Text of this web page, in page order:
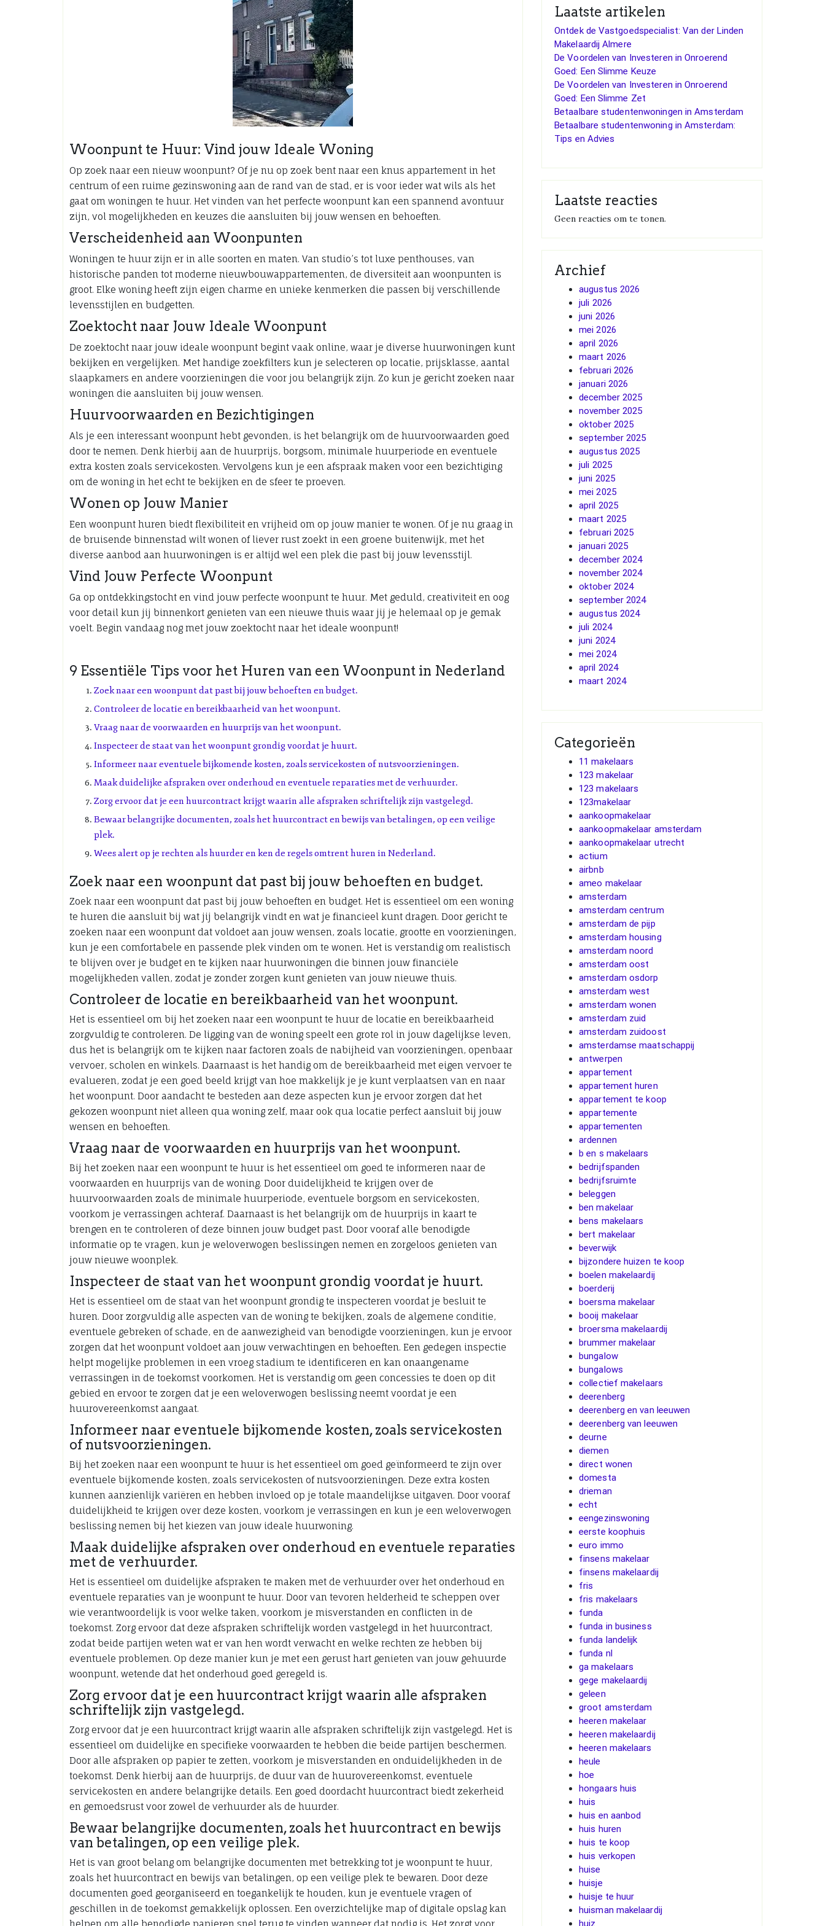
Woonpunt te Huur: Vind jouw Ideale Woning
Op zoek naar een nieuw woonpunt? Of je nu op zoek bent naar een knus appartement in het
centrum of een ruime gezinswoning aan de rand van de stad, er is voor ieder wat wils als het
gaat om woningen te huur. Het vinden van het perfecte woonpunt kan een spannend avontuur
zijn, vol mogelijkheden en keuzes die aansluiten bij jouw wensen en behoeften.
Verscheidenheid aan Woonpunten
Woningen te huur zijn er in alle soorten en maten. Van studio’s tot luxe penthouses, van
historische panden tot moderne nieuwbouwappartementen, de diversiteit aan woonpunten is
groot. Elke woning heeft zijn eigen charme en unieke kenmerken die passen bij verschillende
levensstijlen en budgetten.
Zoektocht naar Jouw Ideale Woonpunt
De zoektocht naar jouw ideale woonpunt begint vaak online, waar je diverse huurwoningen kunt
bekijken en vergelijken. Met handige zoekfilters kun je selecteren op locatie, prijsklasse, aantal
slaapkamers en andere voorzieningen die voor jou belangrijk zijn. Zo kun je gericht zoeken naar
woningen die aansluiten bij jouw wensen.
Huurvoorwaarden en Bezichtigingen
Als je een interessant woonpunt hebt gevonden, is het belangrijk om de huurvoorwaarden goed
door te nemen. Denk hierbij aan de huurprijs, borgsom, minimale huurperiode en eventuele
extra kosten zoals servicekosten. Vervolgens kun je een afspraak maken voor een bezichtiging
om de woning in het echt te bekijken en de sfeer te proeven.
Wonen op Jouw Manier
Een woonpunt huren biedt flexibiliteit en vrijheid om op jouw manier te wonen. Of je nu graag in
de bruisende binnenstad wilt wonen of liever rust zoekt in een groene buitenwijk, met het
diverse aanbod aan huurwoningen is er altijd wel een plek die past bij jouw levensstijl.
Vind Jouw Perfecte Woonpunt
Ga op ontdekkingstocht en vind jouw perfecte woonpunt te huur. Met geduld, creativiteit en oog
voor detail kun jij binnenkort genieten van een nieuwe thuis waar jij je helemaal op je gemak
voelt. Begin vandaag nog met jouw zoektocht naar het ideale woonpunt!
9 Essentiële Tips voor het Huren van een Woonpunt in Nederland
Zoek naar een woonpunt dat past bij jouw behoeften en budget.
Controleer de locatie en bereikbaarheid van het woonpunt.
Vraag naar de voorwaarden en huurprijs van het woonpunt.
Inspecteer de staat van het woonpunt grondig voordat je huurt.
Informeer naar eventuele bijkomende kosten, zoals servicekosten of nutsvoorzieningen.
Maak duidelijke afspraken over onderhoud en eventuele reparaties met de verhuurder.
Zorg ervoor dat je een huurcontract krijgt waarin alle afspraken schriftelijk zijn vastgelegd.
Bewaar belangrijke documenten, zoals het huurcontract en bewijs van betalingen, op een veilige
plek.
Wees alert op je rechten als huurder en ken de regels omtrent huren in Nederland.
Zoek naar een woonpunt dat past bij jouw behoeften en budget.
Zoek naar een woonpunt dat past bij jouw behoeften en budget. Het is essentieel om een woning
te huren die aansluit bij wat jij belangrijk vindt en wat je financieel kunt dragen. Door gericht te
zoeken naar een woonpunt dat voldoet aan jouw wensen, zoals locatie, grootte en voorzieningen,
kun je een comfortabele en passende plek vinden om te wonen. Het is verstandig om realistisch
te blijven over je budget en te kijken naar huurwoningen die binnen jouw financiële
mogelijkheden vallen, zodat je zonder zorgen kunt genieten van jouw nieuwe thuis.
Controleer de locatie en bereikbaarheid van het woonpunt.
Het is essentieel om bij het zoeken naar een woonpunt te huur de locatie en bereikbaarheid
zorgvuldig te controleren. De ligging van de woning speelt een grote rol in jouw dagelijkse leven,
dus het is belangrijk om te kijken naar factoren zoals de nabijheid van voorzieningen, openbaar
vervoer, scholen en winkels. Daarnaast is het handig om de bereikbaarheid met eigen vervoer te
evalueren, zodat je een goed beeld krijgt van hoe makkelijk je je kunt verplaatsen van en naar
het woonpunt. Door aandacht te besteden aan deze aspecten kun je ervoor zorgen dat het
gekozen woonpunt niet alleen qua woning zelf, maar ook qua locatie perfect aansluit bij jouw
wensen en behoeften.
Vraag naar de voorwaarden en huurprijs van het woonpunt.
Bij het zoeken naar een woonpunt te huur is het essentieel om goed te informeren naar de
voorwaarden en huurprijs van de woning. Door duidelijkheid te krijgen over de
huurvoorwaarden zoals de minimale huurperiode, eventuele borgsom en servicekosten,
voorkom je verrassingen achteraf. Daarnaast is het belangrijk om de huurprijs in kaart te
brengen en te controleren of deze binnen jouw budget past. Door vooraf alle benodigde
informatie op te vragen, kun je weloverwogen beslissingen nemen en zorgeloos genieten van
jouw nieuwe woonplek.
Inspecteer de staat van het woonpunt grondig voordat je huurt.
Het is essentieel om de staat van het woonpunt grondig te inspecteren voordat je besluit te
huren. Door zorgvuldig alle aspecten van de woning te bekijken, zoals de algemene conditie,
eventuele gebreken of schade, en de aanwezigheid van benodigde voorzieningen, kun je ervoor
zorgen dat het woonpunt voldoet aan jouw verwachtingen en behoeften. Een gedegen inspectie
helpt mogelijke problemen in een vroeg stadium te identificeren en kan onaangename
verrassingen in de toekomst voorkomen. Het is verstandig om geen concessies te doen op dit
gebied en ervoor te zorgen dat je een weloverwogen beslissing neemt voordat je een
huurovereenkomst aangaat.
Informeer naar eventuele bijkomende kosten, zoals servicekosten
of nutsvoorzieningen.
Bij het zoeken naar een woonpunt te huur is het essentieel om goed geïnformeerd te zijn over
eventuele bijkomende kosten, zoals servicekosten of nutsvoorzieningen. Deze extra kosten
kunnen aanzienlijk variëren en hebben invloed op je totale maandelijkse uitgaven. Door vooraf
duidelijkheid te krijgen over deze kosten, voorkom je verrassingen en kun je een weloverwogen
beslissing nemen bij het kiezen van jouw ideale huurwoning.
Maak duidelijke afspraken over onderhoud en eventuele reparaties
met de verhuurder.
Het is essentieel om duidelijke afspraken te maken met de verhuurder over het onderhoud en
eventuele reparaties van je woonpunt te huur. Door van tevoren helderheid te scheppen over
wie verantwoordelijk is voor welke taken, voorkom je misverstanden en conflicten in de
toekomst. Zorg ervoor dat deze afspraken schriftelijk worden vastgelegd in het huurcontract,
zodat beide partijen weten wat er van hen wordt verwacht en welke rechten ze hebben bij
eventuele problemen. Op deze manier kun je met een gerust hart genieten van jouw gehuurde
woonpunt, wetende dat het onderhoud goed geregeld is.
Zorg ervoor dat je een huurcontract krijgt waarin alle afspraken
schriftelijk zijn vastgelegd.
Zorg ervoor dat je een huurcontract krijgt waarin alle afspraken schriftelijk zijn vastgelegd. Het is
essentieel om duidelijke en specifieke voorwaarden te hebben die beide partijen beschermen.
Door alle afspraken op papier te zetten, voorkom je misverstanden en onduidelijkheden in de
toekomst. Denk hierbij aan de huurprijs, de duur van de huurovereenkomst, eventuele
servicekosten en andere belangrijke details. Een goed doordacht huurcontract biedt zekerheid
en gemoedsrust voor zowel de verhuurder als de huurder.
Bewaar belangrijke documenten, zoals het huurcontract en bewijs
van betalingen, op een veilige plek.
Het is van groot belang om belangrijke documenten met betrekking tot je woonpunt te huur,
zoals het huurcontract en bewijs van betalingen, op een veilige plek te bewaren. Door deze
documenten goed georganiseerd en toegankelijk te houden, kun je eventuele vragen of
geschillen in de toekomst gemakkelijk oplossen. Een overzichtelijke map of digitale opslag kan
Laatste artikelen
Ontdek de Vastgoedspecialist: Van der Linden
Makelaardij Almere
De Voordelen van Investeren in Onroerend
Goed: Een Slimme Keuze
De Voordelen van Investeren in Onroerend
Goed: Een Slimme Zet
Betaalbare studentenwoningen in Amsterdam
Betaalbare studentenwoning in Amsterdam:
Tips en Advies
Laatste reacties
Geen reacties om te tonen.
Archief
augustus 2026
juli 2026
juni 2026
mei 2026
april 2026
maart 2026
februari 2026
januari 2026
december 2025
november 2025
oktober 2025
september 2025
augustus 2025
juli 2025
juni 2025
mei 2025
april 2025
maart 2025
februari 2025
januari 2025
december 2024
november 2024
oktober 2024
september 2024
augustus 2024
juli 2024
juni 2024
mei 2024
april 2024
maart 2024
Categorieën
11 makelaars
123 makelaar
123 makelaars
123makelaar
aankoopmakelaar
aankoopmakelaar amsterdam
aankoopmakelaar utrecht
actium
airbnb
ameo makelaar
amsterdam
amsterdam centrum
amsterdam de pijp
amsterdam housing
amsterdam noord
amsterdam oost
amsterdam osdorp
amsterdam west
amsterdam wonen
amsterdam zuid
amsterdam zuidoost
amsterdamse maatschappij
antwerpen
appartement
appartement huren
appartement te koop
appartemente
appartementen
ardennen
b en s makelaars
bedrijfspanden
bedrijfsruimte
beleggen
ben makelaar
bens makelaars
bert makelaar
beverwijk
bijzondere huizen te koop
boelen makelaardij
boerderij
boersma makelaar
booij makelaar
broersma makelaardij
brummer makelaar
bungalow
bungalows
collectief makelaars
deerenberg
deerenberg en van leeuwen
deerenberg van leeuwen
deurne
diemen
direct wonen
domesta
drieman
echt
eengezinswoning
eerste koophuis
euro immo
finsens makelaar
finsens makelaardij
fris
fris makelaars
funda
funda in business
funda landelijk
funda nl
ga makelaars
gege makelaardij
geleen
groot amsterdam
heeren makelaar
heeren makelaardij
heeren makelaars
heule
hoe
hongaars huis
huis
huis en aanbod
huis huren
huis te koop
huis verkopen
huise
huisje
huisje te huur
huisman makelaardij
huiz